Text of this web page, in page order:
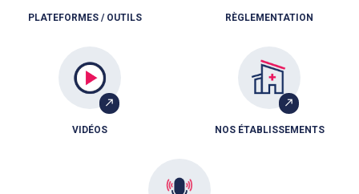
PLATEFORMES / OUTILS RÈGLEMENTATION
VIDÉOS NOS ÉTABLISSEMENTS